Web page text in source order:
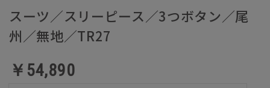
スーツ／スリーピース／3つボタン／尾
州／無地／TR27
￥54,890